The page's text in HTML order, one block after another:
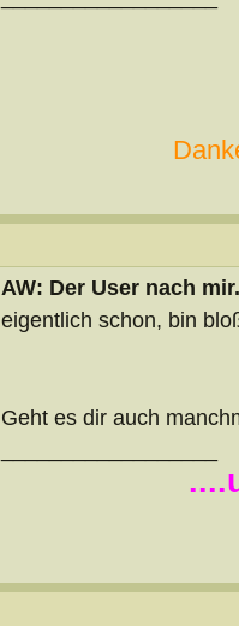
AW: Der User nach
eigentlich schon, bin
Geht es dir auch